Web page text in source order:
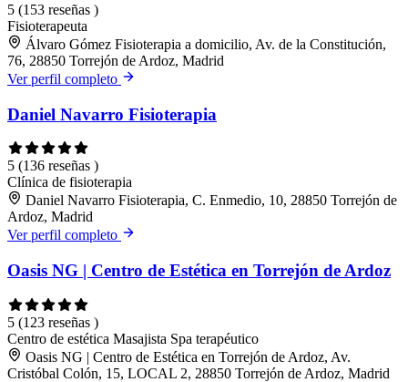
5 (153 reseñas )
Fisioterapeuta
Álvaro Gómez Fisioterapia a domicilio, Av. de la Constitución,
76, 28850 Torrejón de Ardoz, Madrid
Ver perfil completo
Daniel Navarro Fisioterapia
5 (136 reseñas )
Clínica de fisioterapia
Daniel Navarro Fisioterapia, C. Enmedio, 10, 28850 Torrejón de
Ardoz, Madrid
Ver perfil completo
Oasis NG | Centro de Estética en Torrejón de Ardoz
5 (123 reseñas )
Centro de estética Masajista Spa terapéutico
Oasis NG | Centro de Estética en Torrejón de Ardoz, Av.
Cristóbal Colón, 15, LOCAL 2, 28850 Torrejón de Ardoz, Madrid